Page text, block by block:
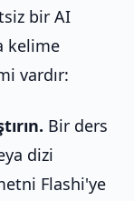
bir AI
kelime
vardır:
Bir ders
dizi
Flashi'ye